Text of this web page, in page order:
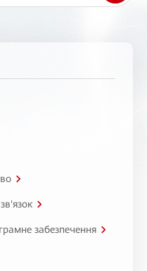
забезпечення